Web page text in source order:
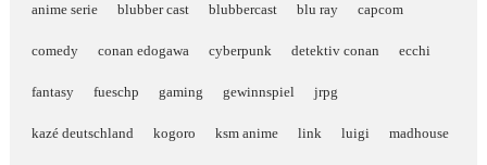
anime serie blubber cast blubbercast blu ray capcom
comedy conan edogawa cyberpunk detektiv conan ecchi
fantasy fueschp gaming gewinnspiel jrpg
kazé deutschland kogoro ksm anime link luigi madhouse